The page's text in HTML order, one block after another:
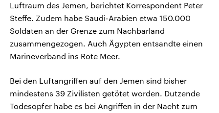
Luftraum des Jemen, berichtet Korrespondent Peter
Steffe. Zudem habe Saudi-Arabien etwa 150.000
Soldaten an der Grenze zum Nachbarland
zusammengezogen. Auch Ägypten entsandte einen
Marineverband ins Rote Meer.
Bei den Luftangriffen auf den Jemen sind bisher
mindestens 39 Zivilisten getötet worden. Dutzende
Todesopfer habe es bei Angriffen in der Nacht zum